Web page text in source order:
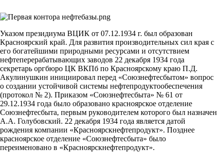
Указом президиума ВЦИК от 07.12.1934 г. был образован
Красноярский край. Для развития производительных сил края с
его богатейшими природными ресурсами и отсутствием
нефтеперерабатывающих заводов 22 декабря 1934 года
секретарь оргбюро ЦК ВКПб по Красноярскому краю П.Д.
Акулинушкин инициировал перед «Союзнефтесбытом» вопрос
о создании устойчивой системы нефтепродуктообеспечения
(протокол № 2). Приказом «Союзнефтесбыта» № 61 от
29.12.1934 года было образовано красноярское отделение
Союзнефтесбыта, первым руководителем которого был назначен
А.А. Голубовский. 22 декабря 1934 года является датой
рождения компании «Красноярскнефтепродукт». Позднее
красноярское отделение «Союзнефтесбыта» было
переименовано в «Красноярскнефтепродукт».